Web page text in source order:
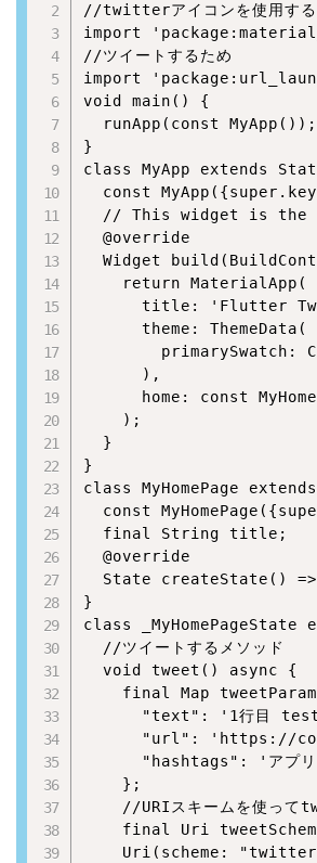
//twitterアイコンを使用する
import
//ツイートするため
import
void main() {
  runApp(const MyApp());
}
class MyApp extends
const
// This widget is the
  @override
Widget
    return MaterialApp(
title: 'Flutter
      theme: ThemeData(
primarySwatch:
      ),
home: const
    );
  }
}
class MyHomePage
const
  final String title;
  @override
State createState()
}
class
  //ツイートするメソッド
  void tweet() async {
final Map
"text": '1行目
"url": 'https://
"hashtags": 'アプリ
    };
//URIスキームを使って
final Uri
Uri(scheme: